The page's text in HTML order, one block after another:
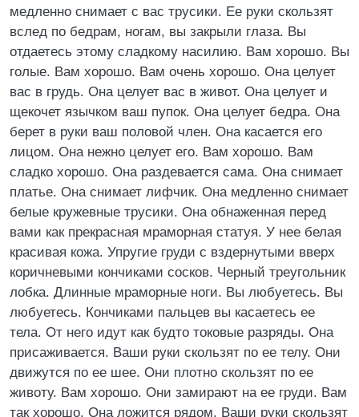
медленно снимает с вас трусики. Ее руки скользят
вслед по бедрам, ногам, вы закрыли глаза. Вы
отдаетесь этому сладкому насилию. Вам хорошо. Вы
голые. Вам хорошо. Вам очень хорошо. Она целует
вас в грудь. Она целует вас в живот. Она целует и
щекочет язычком ваш пупок. Она целует бедра. Она
берет в руки ваш половой член. Она касается его
лицом. Она нежно целует его. Вам хорошо. Вам
сладко хорошо. Она раздевается сама. Она снимает
платье. Она снимает лифчик. Она медленно снимает
белые кружевные трусики. Она обнаженная перед
вами как прекрасная мраморная статуя. У нее белая
красивая кожа. Упругие груди с вздернутыми вверх
коричневыми кончиками сосков. Черный треугольник
лобка. Длинные мраморные ноги. Вы любуетесь. Вы
любуетесь. Кончиками пальцев вы касаетесь ее
тела. От него идут как будто токовые разряды. Она
присаживается. Ваши руки скользят по ее телу. Они
движутся по ее шее. Они плотно скользят по ее
животу. Вам хорошо. Они замирают на ее груди. Вам
так хорошо. Она ложится рядом. Ваши руки скользят